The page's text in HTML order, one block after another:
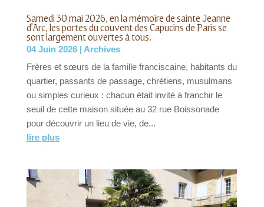
Samedi 30 mai 2026, en la mémoire de sainte Jeanne
d’Arc, les portes du couvent des Capucins de Paris se
sont largement ouvertes à tous.
04 Juin 2026| Archives
Frères et sœurs de la famille franciscaine, habitants du
quartier, passants de passage, chrétiens, musulmans
ou simples curieux : chacun était invité à franchir le
seuil de cette maison située au 32 rue Boissonade
pour découvrir un lieu de vie, de...
lire plus